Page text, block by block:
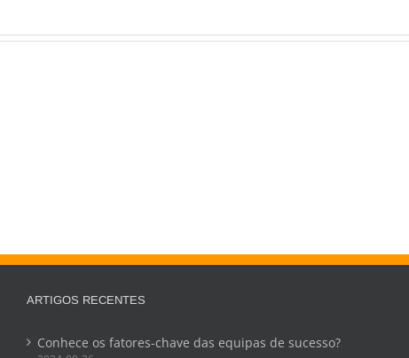
ARTIGOS RECENTES
Conhece os fatores-chave das equipas de sucesso?